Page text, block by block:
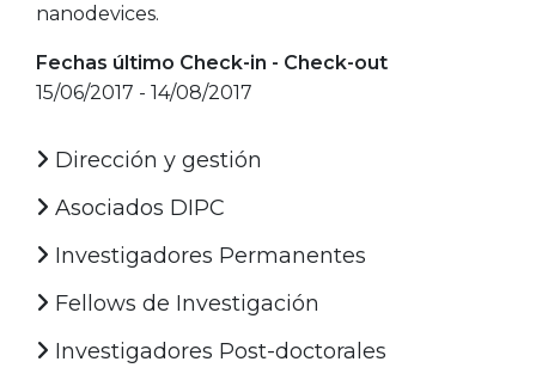
nanodevices.
Fechas último Check-in - Check-out
15/06/2017 - 14/08/2017
Dirección y gestión
Asociados DIPC
Investigadores Permanentes
Fellows de Investigación
Investigadores Post-doctorales